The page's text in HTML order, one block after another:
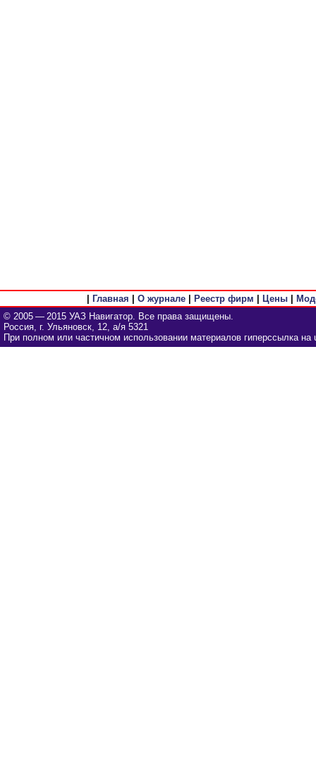
Главная О журнале| Реестр фирм Цены|
© 2005 — 2015 УАЗ Навигатор. Все права защищены.
Россия, г. Ульяновск, 12, а/я 5321
При полном или частичном использовании материалов гиперссылка на